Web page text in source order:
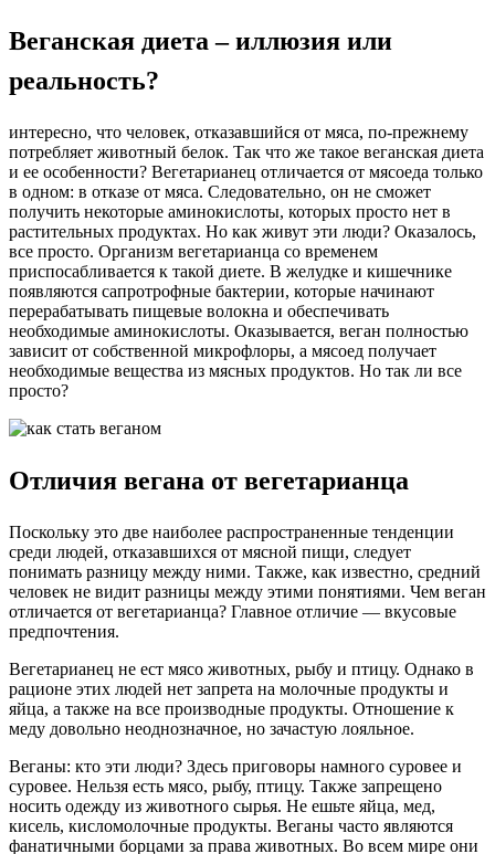
Веганская диета – иллюзия или
реальность?
интересно, что человек, отказавшийся от мяса, по-прежнему
потребляет животный белок. Так что же такое веганская диета
и ее особенности? Вегетарианец отличается от мясоеда только
в одном: в отказе от мяса. Следовательно, он не сможет
получить некоторые аминокислоты, которых просто нет в
растительных продуктах. Но как живут эти люди? Оказалось,
все просто. Организм вегетарианца со временем
приспосабливается к такой диете. В желудке и кишечнике
появляются сапротрофные бактерии, которые начинают
перерабатывать пищевые волокна и обеспечивать
необходимые аминокислоты. Оказывается, веган полностью
зависит от собственной микрофлоры, а мясоед получает
необходимые вещества из мясных продуктов. Но так ли все
просто?
Отличия вегана от вегетарианца
Поскольку это две наиболее распространенные тенденции
среди людей, отказавшихся от мясной пищи, следует
понимать разницу между ними. Также, как известно, средний
человек не видит разницы между этими понятиями. Чем веган
отличается от вегетарианца? Главное отличие — вкусовые
предпочтения.
Вегетарианец не ест мясо животных, рыбу и птицу. Однако в
рационе этих людей нет запрета на молочные продукты и
яйца, а также на все производные продукты. Отношение к
меду довольно неоднозначное, но зачастую лояльное.
Веганы: кто эти люди? Здесь приговоры намного суровее и
суровее. Нельзя есть мясо, рыбу, птицу. Также запрещено
носить одежду из животного сырья. Не ешьте яйца, мед,
кисель, кисломолочные продукты. Веганы часто являются
фанатичными борцами за права животных. Во всем мире они